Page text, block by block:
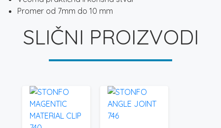
Promer od 7mm do 10 mm
SLIČNI PROIZVODI